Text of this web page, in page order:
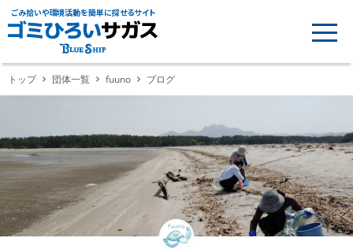
ごみ拾いや環境活動を簡単に探せるサイト
トップ 団体一覧 fuuno ブログ